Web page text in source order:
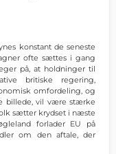
konstant de seneste
ofte sættes i gang
på, at holdninger til
britiske regering,
omfordeling, og
billede, vil være stærke
sætter krydset i næste
forlader EU på
om den aftale, der